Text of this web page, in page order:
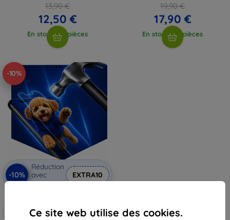
Ce site web utilise des cookies.
13,90 €
12,50 €
En stock > 5 pièces
19,90 €
17,90 €
En stock > 5 pièces
-10%
-10%
Réduction
avec
coupon
EXTRA10
Fabriqué sur mesure